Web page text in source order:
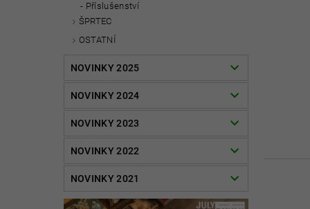
Příslušenství
ŠPRTEC
OSTATNÍ
NOVINKY 2025
NOVINKY 2024
NOVINKY 2023
NOVINKY 2022
NOVINKY 2021